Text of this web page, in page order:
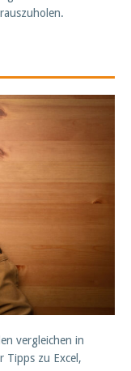
vergleichen in
Tipps zu Excel,